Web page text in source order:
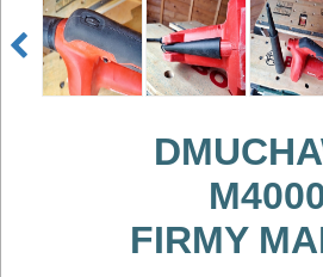
ELEKTRONARZĘDZIA
SIECIOWE
ELEKTRONARZĘDZIA
AKUMULATOROWE
OSPRZĘTFIRMY